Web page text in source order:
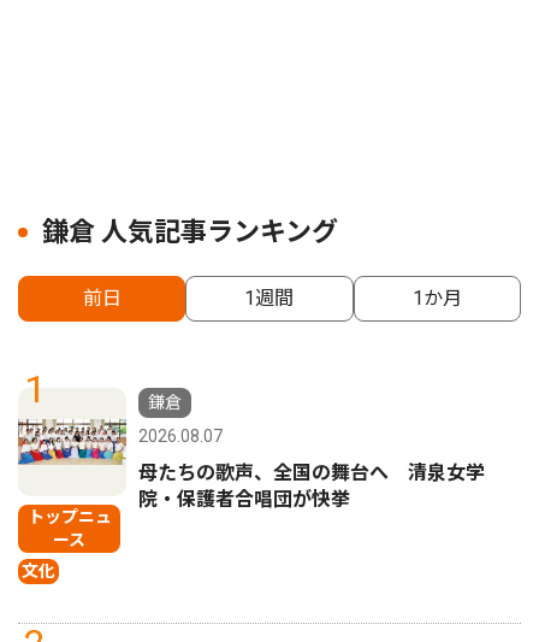
鎌倉 人気記事ランキング
前日 1週間 1か月
1
トップニュ
ース
文化
鎌倉
2026.08.07
母たちの歌声、全国の舞台へ 清泉女学
院・保護者合唱団が快挙